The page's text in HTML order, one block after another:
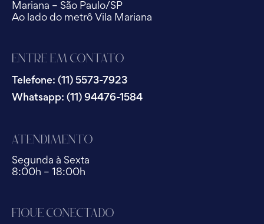
Mariana – São Paulo/SP
Ao lado do metrô Vila Mariana
Entre em Contato
Telefone: (11) 5573-7923
Whatsapp: (11) 94476-1584
Atendimento
Segunda à Sexta
8:00h – 18:00h
Fique Conectado